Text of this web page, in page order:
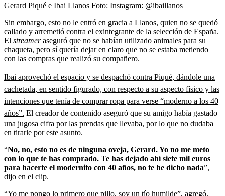
Gerard Piqué e Ibai Llanos Foto: Instagram: @ibaillanos
Sin embargo, esto no le entró en gracia a Llanos, quien no se quedó
callado y arremetió contra el exintegrante de la selección de España.
El streameraseguró que no se habían utilizado animales para su
chaqueta, pero sí quería dejar en claro que no se estaba metiendo
con las compras que realizó su compañero.
Ibai aprovechó el espacio y se despachó contra Piqué, dándole una
cachetada, en sentido figurado, con respecto a su aspecto físico y las
intenciones que tenía de comprar ropa para verse “moderno a los 40
años”. El creador de contenido aseguró que su amigo había gastado
una jugosa cifra por las prendas que llevaba, por lo que no dudaba
en tirarle por este asunto.
“No, no, esto no es de ninguna oveja, Gerard. Yo no me meto
con lo que te has comprado. Te has dejado ahí siete mil euros
para hacerte el modernito con 40 años, no te he dicho nada”,
dijo en el clip.
“Yo me pongo lo primero que pillo, soy un tío humilde”, agregó.